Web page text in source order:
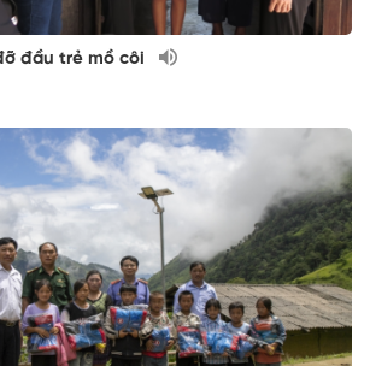
đầu trẻ mồ côi